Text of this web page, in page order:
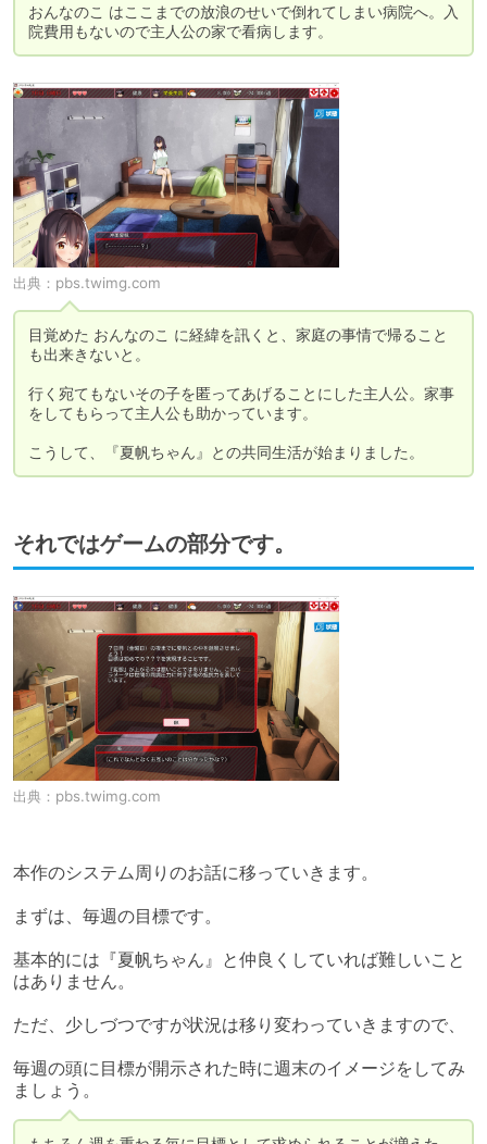
おんなのこ はここまでの放浪のせいで倒れてしまい病院へ。入
院費用もないので主人公の家で看病します。
出典： pbs.twimg.com
目覚めた おんなのこ に経緯を訊くと、家庭の事情で帰ること
も出来きないと。
行く宛てもないその子を匿ってあげることにした主人公。家事
をしてもらって主人公も助かっています。
それではゲームの部分です。
出典： pbs.twimg.com
本作のシステム周りのお話に移っていきます。
まずは、毎週の目標です。
基本的には『夏帆ちゃん』と仲良くしていれば難しいこと
はありません。
ただ、少しづつですが状況は移り変わっていきますので、
毎週の頭に目標が開示された時に週末のイメージをしてみ
ましょう。